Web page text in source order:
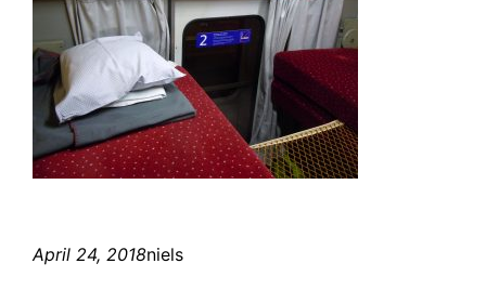
April 24, 2018niels